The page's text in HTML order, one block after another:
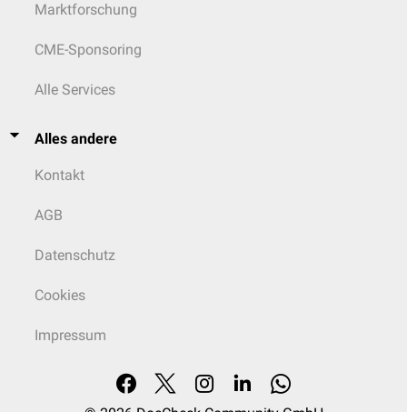
Marktforschung
CME-Sponsoring
Alle Services
Alles andere
Kontakt
AGB
Datenschutz
Cookies
Impressum